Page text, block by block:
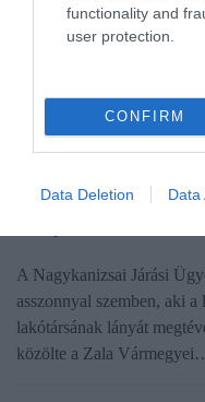
functionality and
user protection.
CONFIRM
Data Deletion Data
Milliókkal verte át
A Nagykanizsai Járási
asszonnyal szemben, aki
lakótársának lányát
közölte a Zala